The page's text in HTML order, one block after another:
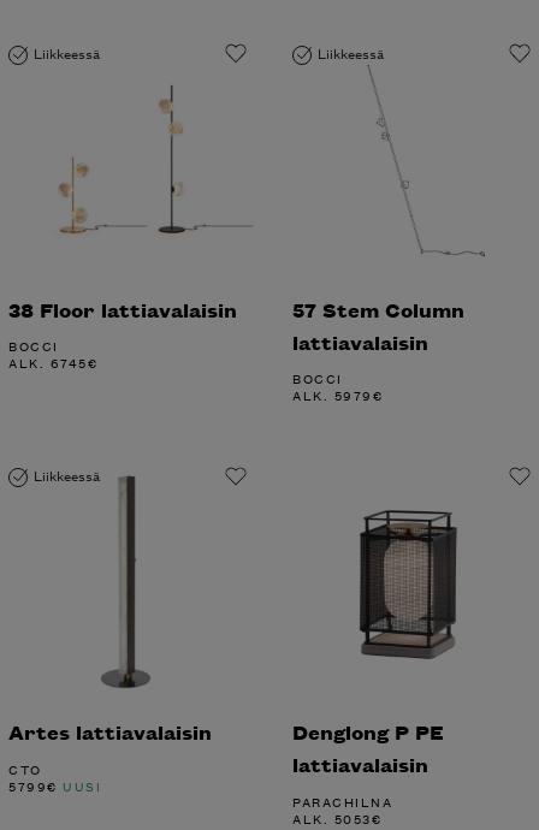
Liikkeessä
38 Floor lattiavalaisin
BOCCI
ALK. 6745€
Liikkeessä
57 Stem Column
lattiavalaisin
BOCCI
ALK. 5979€
Liikkeessä
Artes lattiavalaisin
CTO
5799€ UUSI
Denglong P PE
lattiavalaisin
PARACHILNA
ALK. 5053€